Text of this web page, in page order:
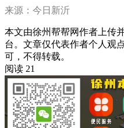
来源：今日新沂
本文由徐州帮帮网作者上传
台。文章仅代表作者个人观
可，不得转载。
阅读 21